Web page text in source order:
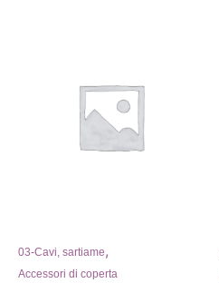
03-Cavi, sartiame,
Accessori di coperta